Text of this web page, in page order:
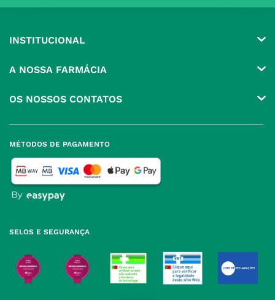
INSTITUCIONAL
Produtos Favoritos
A NOSSA FARMÁCIA
Política de Privacidade
Política de Cookies
Política de Devoluções
OS NOSSOS CONTATOS
Farmácias perto de si
MÉTODOS DE PAGAMENTO
SELOS E SEGURANÇA